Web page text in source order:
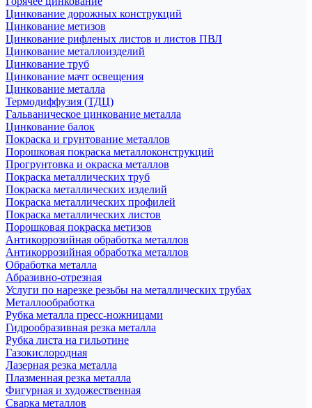
Цинкование дорожных конструкций
Цинкование метизов
Цинкование рифленых листов и листов ПВЛ
Цинкование металлоизделий
Цинкование труб
Цинкование мачт освещения
Цинкование металла
Термодиффузия (ТДЦ)
Гальваническое цинкование металла
Цинкование балок
Покраска и грунтование металлов
Порошковая покраска металлоконструкций
Прогрунтовка и окраска металлов
Покраска металлических труб
Покраска металлических изделий
Покраска металлических профилей
Покраска металлических листов
Порошковая покраска метизов
Антикоррозийная обработка металлов
Антикоррозийная обработка металлов
Обработка металла
Абразивно-отрезная
Услуги по нарезке резьбы на металлических трубах
Металлообработка
Рубка металла пресс-ножницами
Гидрообразивная резка металла
Рубка листа на гильотине
Газокислородная
Лазерная резка металла
Плазменная резка металла
Фигурная и художественная
Сварка металлов